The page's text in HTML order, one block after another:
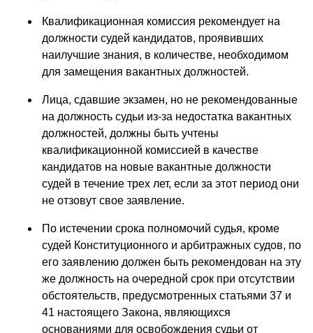
Квалификационная комиссия рекомендует на
должности судей кандидатов, проявивших
наилучшие знания, в количестве, необходимом
для замещения вакантных должностей.
Лица, сдавшие экзамен, но не рекомендованные
на должность судьи из-за недостатка вакантных
должностей, должны быть учтены
квалификационной комиссией в качестве
кандидатов на новые вакантные должности
судей в течение трех лет, если за этот период они
не отзовут свое заявление.
По истечении срока полномочий судья, кроме
судей Конституционного и арбитражных судов, по
его заявлению должен быть рекомендован на эту
же должность на очередной срок при отсутствии
обстоятельств, предусмотренных статьями 37 и
41 настоящего Закона, являющихся
основаниями для освобождения судьи от